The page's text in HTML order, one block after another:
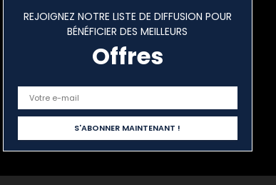
d’Enfant
Chambre à
Coucher Salon –
Lumière chaude
2303102
REJOIGNEZ NOTRE LISTE DE DIFFUSION POUR
BÉNÉFICIER DES MEILLEURS
Offres